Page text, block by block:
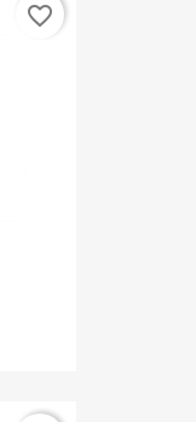
favorite_border